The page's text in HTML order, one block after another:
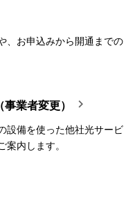
、お申込みから開通までの
業者変更） 
設備を使った他社光サービ
案内します。